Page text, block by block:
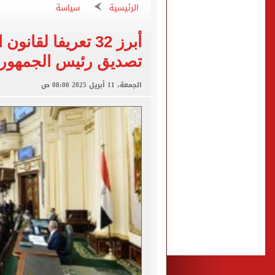
الكشف عن قصر محمد صلاح
برشلونة يطرح تذاكر
طرابزون سبور ينفي الحجز
الرئيسية سياسة
أبرز 32 تعريفا
تصديق رئيس
الجمعة، 11 أبريل 2025 08:00 ص